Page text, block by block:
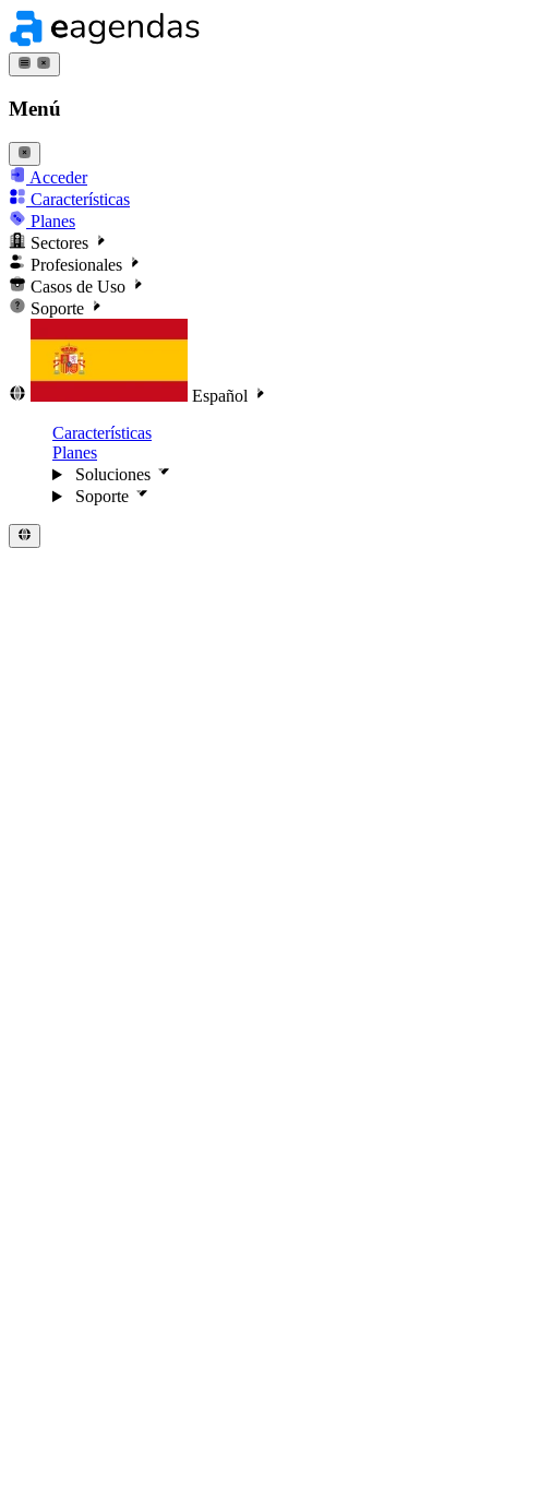
Menú
Acceder
Características
Planes
Sectores
Profesionales
Casos de Uso
Soporte
Español
Características
Planes
Soluciones
Soporte